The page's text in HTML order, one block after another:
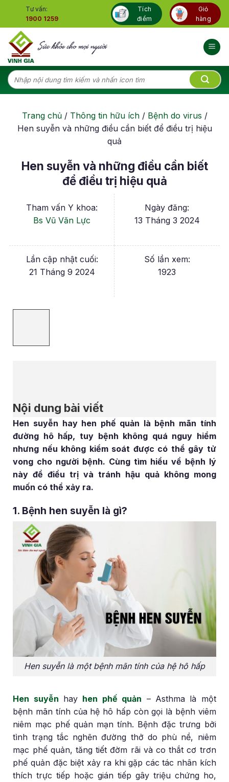
content
Tư vấn:
1900 1259
Tích
điểm
Giỏ
hàng
Tìm
kiếm:
Trang chủ/ Thông tin hữu ích/ Bệnh do virus /
Hen suyễn và những điều cần biết để điều trị hiệu
quả
Hen suyễn và những điều cần biết
để điều trị hiệu quả
Tham vấn Y khoa:
Bs Vũ Văn Lực
Ngày đăng:
13 Tháng 3 2024
Lần cập nhật cuối:
21 Tháng 9 2024
Số lần xem:
1923
Nội dung bài viết
Hen suyễn hay hen phế quản là bệnh mãn tính
đường hô hấp, tuy bệnh không quá nguy hiểm
nhưng nếu không kiểm soát được có thể gây tử
vong cho người bệnh. Cùng tìm hiểu về bệnh lý
này để điều trị và tránh hậu quả không mong
muốn có thể xảy ra.
1. Bệnh hen suyễn là gì?
Hen suyễn là một bệnh mãn tính của hệ hô hấp
Hen suyễn hay hen phế quản – Asthma là một
bệnh mãn tính của hệ hô hấp còn gọi là bệnh viêm
niêm mạc phế quản mạn tính. Bệnh đặc trưng bởi
tình trạng tắc nghẽn đường thở do phù nề, niêm
mạc phế quản, tăng tiết đờm rãi và co thắt cơ trơn
phế quản đặc biệt xảy ra khi gặp các tác nhân kích
thích trực tiếp hoặc gián tiếp gây triệu chứng ho,